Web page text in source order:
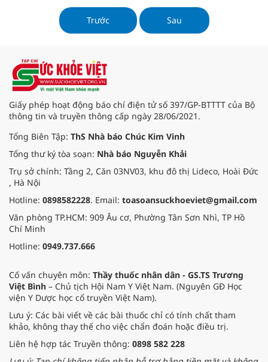
phác đồ của bác sĩ thì chế độ ăn
uống cũng rất quan trọng. Bài viết
hôm nay sẽ đề cập đến chủ đề ung
Trước Sau
Giấy phép hoạt động báo chí điện tử số 397/GP-BTTTT của Bộ
thông tin và truyền thông cấp ngày 28/06/2021.
Tổng Biên Tập: ThS Nhà báo Chúc Kim Vinh
Tổng thư ký tòa soạn: Nhà báo Nguyễn Khải
Trụ sở chính: Tầng 2, Căn 03NV03, khu đô thị Lideco, Hoài Đức
, Hà Nội
Hotline: 0898582228. Email: toasoansuckhoeviet@gmail.com
Văn phòng TP.HCM: 909 Âu cơ, Phường Tân Sơn Nhì, TP Hồ
Chí Minh
Hotline: 0949.737.666
Cố vấn chuyên môn: Thầy thuốc nhân dân - GS.TS Trương
Việt Bình – Chủ tịch Hội Nam Y Việt Nam. (Nguyên GĐ Học
viện Y Dược học cổ truyền Việt Nam).
Lưu ý: Các bài viết về các bài thuốc chỉ có tính chất tham
khảo, không thay thế cho việc chẩn đoán hoặc điều trị.
Liên hệ hợp tác Truyền thông: 0898 582 228